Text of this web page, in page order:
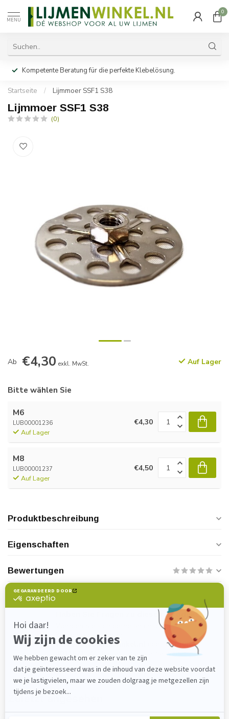
MENU
0
Kompetente Beratung für die perfekte Klebelösung.
Startseite / Lijmmoer SSF1 S38
Lijmmoer SSF1 S38
(0)
Ab €4,30 exkl. MwSt. Auf Lager
Bitte wählen Sie
M6
LUB00001236
Auf Lager
€4,30
M8
LUB00001237
Auf Lager
€4,50
Produktbeschreibung
Eigenschaften
Bewertungen
Haben Sie Fragen zu diesem Produkt?
Wenden Sie sich gerne an unseren
Kundenservice unter
verkoop@lijmenwinkel.nl
+31 (0)85
4011571
. Wir helfen Ihnen gerne weiter!
Zuletzt angesehen